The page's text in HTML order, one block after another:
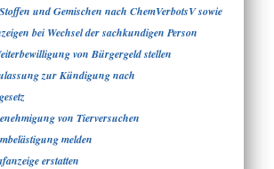
und Gemischen nach ChemVerbotsV sowie
bei Wechsel der sachkundigen Person
von Bürgergeld stellen
zur Kündigung nach
von Tierversuchen
melden
erstatten